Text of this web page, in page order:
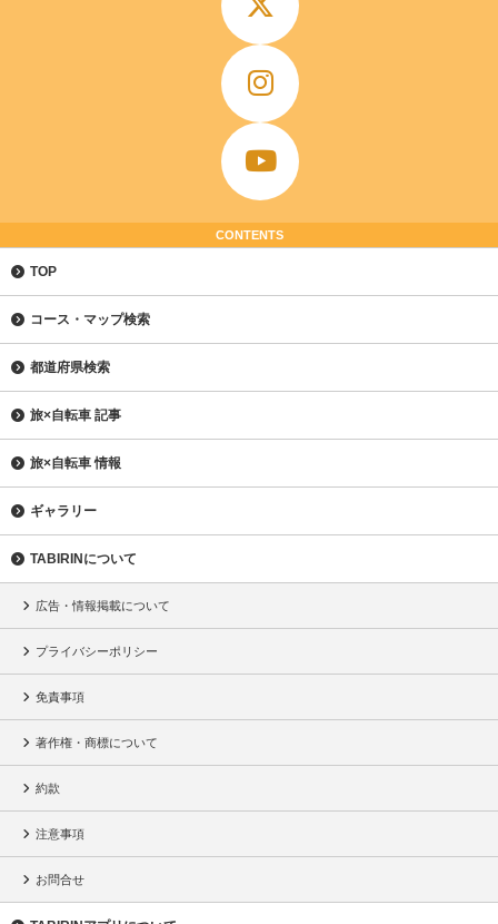
CONTENTS
TOP
コース・マップ検索
都道府県検索
旅×自転車 記事
旅×自転車 情報
ギャラリー
TABIRINについて
広告・情報掲載について
プライバシーポリシー
免責事項
著作権・商標について
約款
注意事項
お問合せ